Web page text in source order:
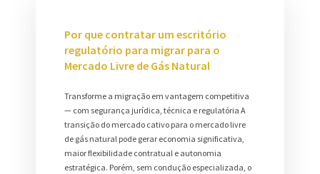
Por que contratar um escritório
regulatório para migrar para o
Mercado Livre de Gás Natural
Transforme a migração em vantagem competitiva
— com segurança jurídica, técnica e regulatória A
transição do mercado cativo para o mercado livre
de gás natural pode gerar economia significativa,
maior flexibilidade contratual e autonomia
estratégica. Porém, sem condução especializada, o